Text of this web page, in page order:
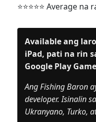
⭐️⭐️⭐️⭐️⭐️ Average
Available ang
iPad, pati na rin
Google Play
Ang Fishing Baron
developer. Isinalin
Ukranyano, Turko,